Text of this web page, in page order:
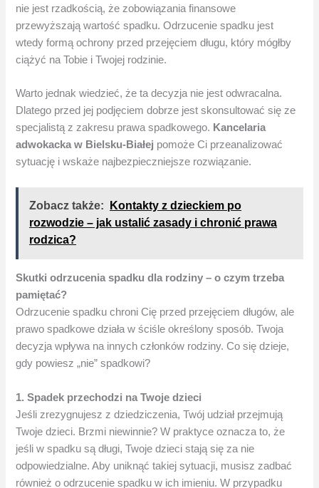
nie jest rzadkością, że zobowiązania finansowe
przewyższają wartość spadku. Odrzucenie spadku jest
wtedy formą ochrony przed przejęciem długu, który mógłby
ciążyć na Tobie i Twojej rodzinie.
Warto jednak wiedzieć, że ta decyzja nie jest odwracalna.
Dlatego przed jej podjęciem dobrze jest skonsultować się ze
specjalistą z zakresu prawa spadkowego. Kancelaria
adwokacka w Bielsku-Białej pomoże Ci przeanalizować
sytuację i wskaże najbezpieczniejsze rozwiązanie.
Zobacz także:
Kontakty z dzieckiem po
rozwodzie – jak ustalić zasady i chronić prawa
rodzica?
Skutki odrzucenia spadku dla rodziny – o czym trzeba
pamiętać?
Odrzucenie spadku chroni Cię przed przejęciem długów, ale
prawo spadkowe działa w ściśle określony sposób. Twoja
decyzja wpływa na innych członków rodziny. Co się dzieje,
gdy powiesz „nie” spadkowi?
1. Spadek przechodzi na Twoje dzieci
Jeśli zrezygnujesz z dziedziczenia, Twój udział przejmują
Twoje dzieci. Brzmi niewinnie? W praktyce oznacza to, że
jeśli w spadku są długi, Twoje dzieci stają się za nie
odpowiedzialne. Aby uniknąć takiej sytuacji, musisz zadbać
również o odrzucenie spadku w ich imieniu. W przypadku